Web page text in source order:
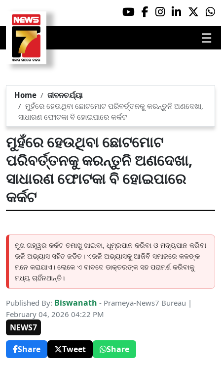
☰
Home
ଜୀବନଚର୍ଯ୍ୟା
ମୁହଁରେ ହେଉଥିବା ଛୋଟମୋଟ ପରିବର୍ତ୍ତନକୁ କରନ୍ତୁନି ଅଣଦେଖା,
ସାଧାରଣ ଫୋଟକା ବି ହୋଇପାରେ କର୍କଟ
ମୁହଁରେ ହେଉଥିବା ଛୋଟମୋଟ
ପରିବର୍ତ୍ତନକୁ କରନ୍ତୁନି ଅଣଦେଖା,
ସାଧାରଣ ଫୋଟକା ବି ହୋଇପାରେ
କର୍କଟ
ମୁଖ ଗହ୍ୱର କର୍କଟ ତମାଖୁ ଖାଇବା, ଧୂମ୍ରପାନ କରିବା ଓ ମଦ୍ୟପାନ କରିବା
ଭଳି ଅଭ୍ୟାସ ସହିତ ଜଡିତ। ଏଭଳି ଅଭ୍ୟାସକୁ ଆଜିବି ସମାଜରେ କଳଙ୍କ
ମନେ କରାଯାଏ। ଲୋକେ ଏ ବାବଦେ ଡାକ୍ତରଙ୍କ ସହ ପରାମର୍ଶ କରିବାକୁ
ମଧ୍ୟ ଚାହିଁନଥାନ୍ତି।
Published By: Biswanath - Prameya-News7 Bureau |
February 04, 2026 04:22 PM
NEWS7
Share
Tweet Share